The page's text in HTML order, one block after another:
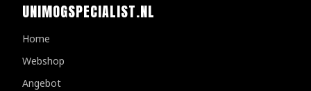
UNIMOGSPECIALIST.NL
Home
Webshop
Angebot